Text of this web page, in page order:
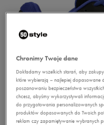
Chronimy Twoje dane
Dokładamy wszelkich starań, aby
które wybierają – najlepiej dopasowane
poszanowaniu bezpieczeństwa
chcesz, abyśmy wykorzystywali
do przygotowania personalizowanych
produktów dopasowanych do Twoich
reklam czy zapamiętywanie wybranych